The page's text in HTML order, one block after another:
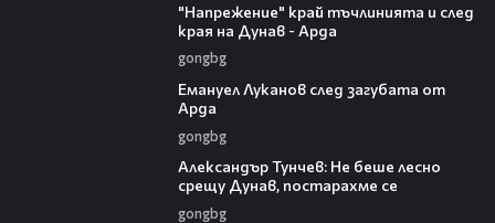
"Напрежение" край тъчлинията и след
края на Дунав - Арда
gongbg
Емануел Луканов след загубата от
Арда
gongbg
Александър Тунчев: Не беше лесно
срещу Дунав, постарахме се
gongbg